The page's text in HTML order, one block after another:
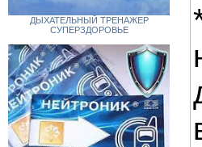
ДЫХАТЕЛЬНЫЙ ТРЕНАЖЕР
СУПЕРЗДОРОВЬЕ